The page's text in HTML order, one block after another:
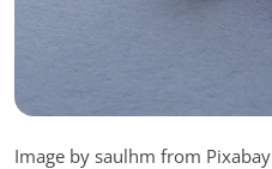
Image by saulhm from Pixabay